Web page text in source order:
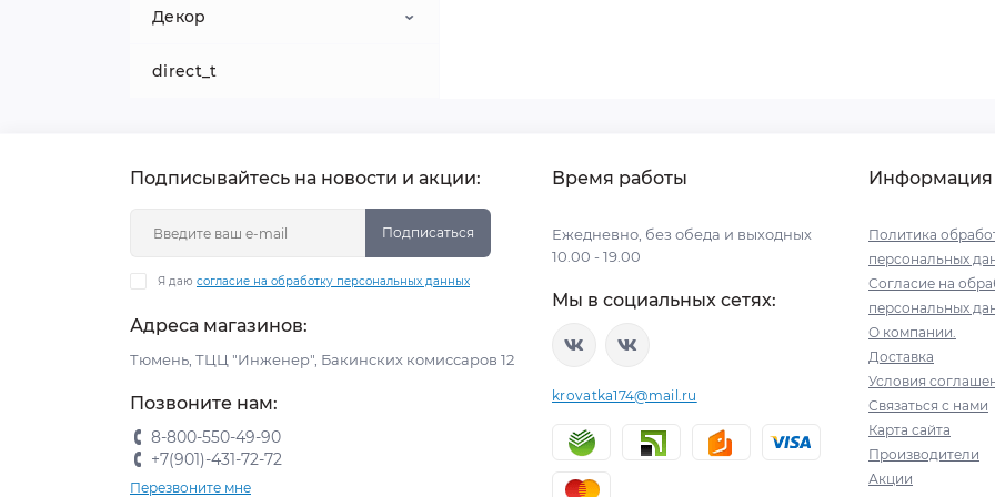
встроенным матрасом
Кровати-машины эконом
машин
Серия КЕМПТЕН
Серия Энерджи
Двуспальные кровати
Взрослые матрасы
Декор
Детские коврики
Контейнер для игрушек
direct_t
Подписывайтесь на новости и акции:
Подписаться
Я даю согласие на обработку персональных данных
Адреса магазинов:
Тюмень, ТЦЦ "Инженер", Бакинских комиссаров 12
Позвоните нам:
8-800-550-49-90
+7(901)-431-72-72
Перезвоните мне
Время работы
Ежедневно, без обеда и выходных
10.00 - 19.00
Мы в социальных сетях:
krovatka174@mail.ru
Информация
Политика
персональных
Согласие на
персональных
О компании.
Доставка
Условия
Связаться с нами
Карта сайта
Производители
Акции